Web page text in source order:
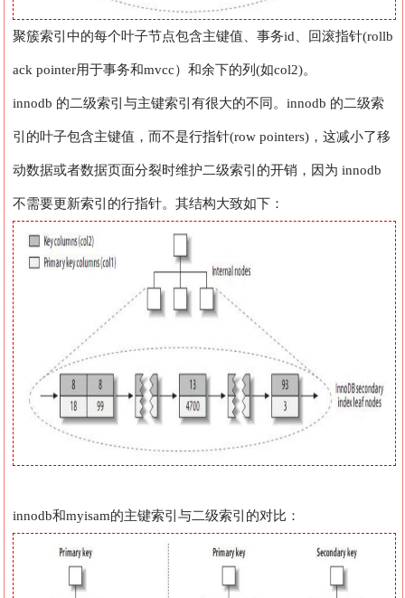
聚簇索引中的每个叶子节点包含主键值、事务id、回滚指针(rollb
ack pointer用于事务和mvcc）和余下的列(如col2)。
innodb 的二级索引与主键索引有很大的不同。innodb 的二级索
引的叶子包含主键值，而不是行指针(row pointers)，这减小了移
动数据或者数据页面分裂时维护二级索引的开销，因为 innodb
不需要更新索引的行指针。其结构大致如下：
innodb和myisam的主键索引与二级索引的对比：